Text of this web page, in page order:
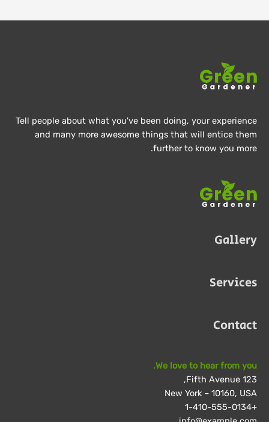
Tell people about what you've been doing, your experience
and many more awesome things that will entice them
further to know you more.
Gallery
Services
Contact
We love to hear from you.
123 Fifth Avenue,
New York – 10160, USA
+1-410-555-0134